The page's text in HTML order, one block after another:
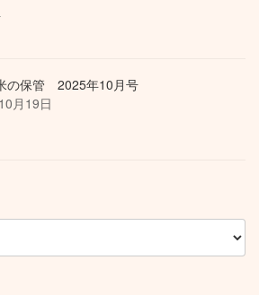
の保管 2025年10月号
月19日